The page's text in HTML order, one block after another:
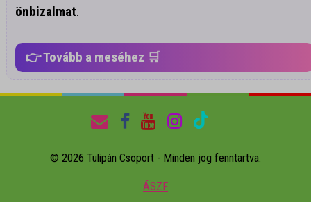
önbizalmat.
👉 Tovább a meséhez 🛒
© 2026 Tulipán Csoport - Minden jog fenntartva.
ÁSZF